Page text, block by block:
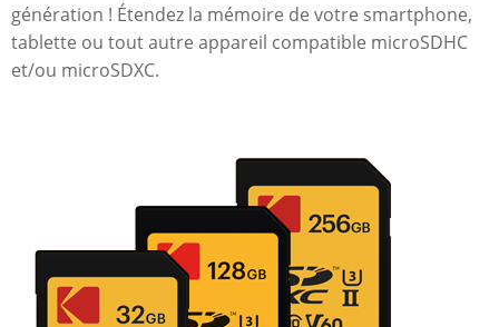
génération ! Étendez la mémoire de votre smartphone,
tablette ou tout autre appareil compatible microSDHC
et/ou microSDXC.